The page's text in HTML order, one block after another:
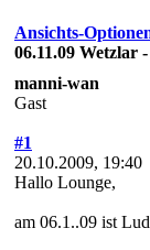
Ansichts-
06.11.09 Wetzlar
manni-wan
Gast
#1
20.10.2009, 19:40
Hallo Lounge,
am 06.1..09 ist